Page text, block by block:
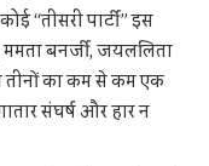
“तीसरी पार्टी” इस
बनर्जी, जयललिता
का कम से कम एक
संघर्ष और हार न